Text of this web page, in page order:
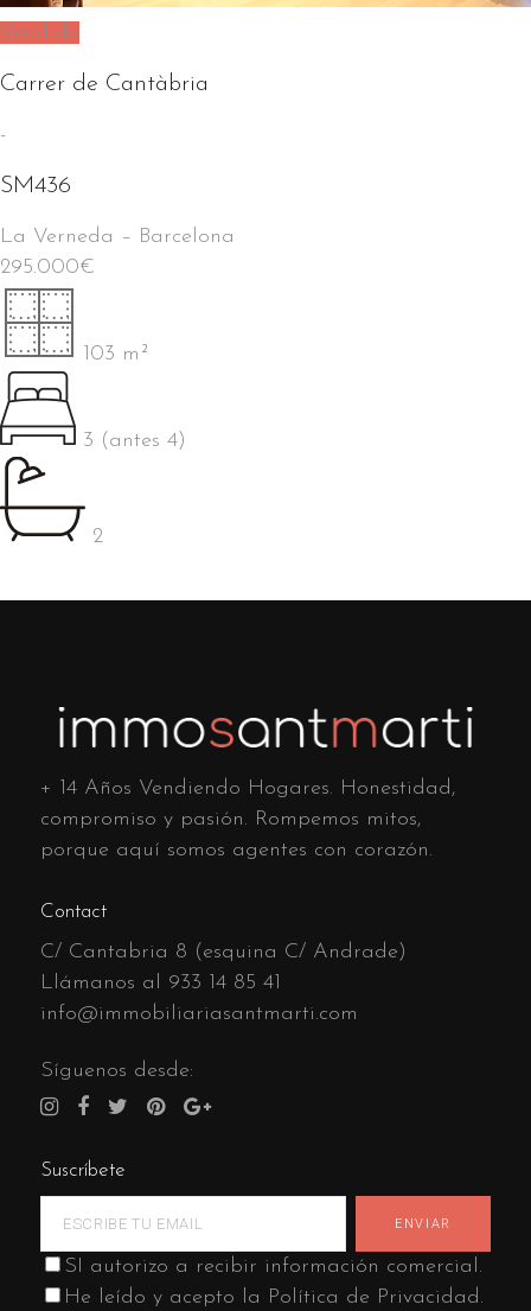
Vendido
Carrer de Cantàbria
-
SM436
La Verneda – Barcelona
295.000€
103 m²
3 (antes 4)
2
+ 14 Años Vendiendo Hogares. Honestidad,
compromiso y pasión. Rompemos mitos,
porque aquí somos agentes con corazón.
Contact
C/ Cantabria 8 (esquina C/ Andrade)
Llámanos al 933 14 85 41
info@immobiliariasantmarti.com
Síguenos desde:
Suscríbete
SI autorizo a recibir información comercial.
He leído y acepto la Política de Privacidad.